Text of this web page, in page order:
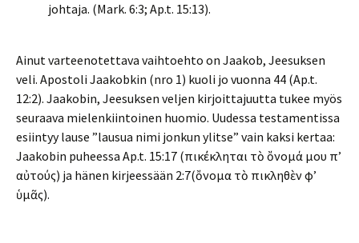
johtaja. (Mark. 6:3; Ap.t. 15:13).
Ainut varteenotettava vaihtoehto on Jaakob, Jeesuksen
veli. Apostoli Jaakobkin (nro 1) kuoli jo vuonna 44 (Ap.t.
12:2). Jaakobin, Jeesuksen veljen kirjoittajuutta tukee myös
seuraava mielenkiintoinen huomio. Uudessa testamentissa
esiintyy lause ”lausua nimi jonkun ylitse” vain kaksi kertaa:
Jaakobin puheessa Ap.t. 15:17 (ἐπικέκληται τὸ ὄνομά μου ἐπ’
αὐτούς) ja hänen kirjeessään 2:7(ὄνομα τὸ ἐπικληθὲν ἐφ’
ὑμᾶς).